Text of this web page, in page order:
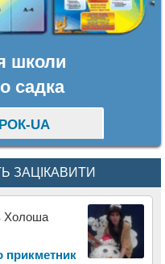
школи
садка
UA
ЗАЦІКАВИТИ
Холоша
прикметник